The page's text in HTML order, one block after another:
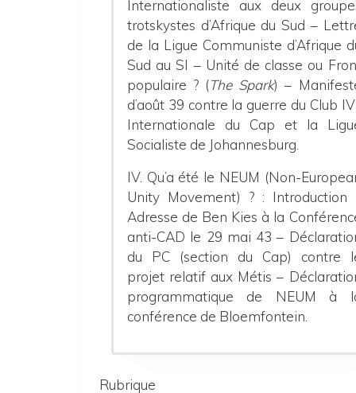
Internationaliste aux deux
trotskystes d’Afrique du Sud –
de la Ligue Communiste d’Afrique
Sud au SI – Unité de classe ou
populaire ? (The Spark) –
d’août 39 contre la guerre du Club IV
Internationale du Cap et la
Socialiste de Johannesburg.
IV. Qu’a été le NEUM (Non-
Unity Movement) ? : Introduction
Adresse de Ben Kies à la
anti-CAD le 29 mai 43 –
du PC (section du Cap) contre
projet relatif aux Métis –
programmatique de NEUM à
conférence de Bloemfontein.
Rubrique